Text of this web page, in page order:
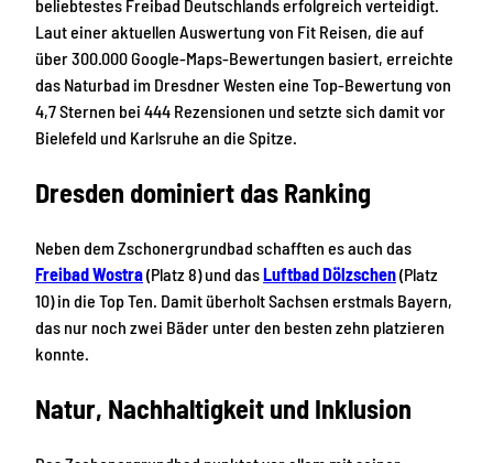
beliebtestes Freibad Deutschlands erfolgreich verteidigt.
Laut einer aktuellen Auswertung von Fit Reisen, die auf
über 300.000 Google-Maps-Bewertungen basiert, erreichte
das Naturbad im Dresdner Westen eine Top-Bewertung von
4,7 Sternen bei 444 Rezensionen und setzte sich damit vor
Bielefeld und Karlsruhe an die Spitze.
Dresden dominiert das Ranking
Neben dem Zschonergrundbad schafften es auch das
Freibad Wostra(Platz 8) und dasLuftbad Dölzschen(Platz
10) in die Top Ten. Damit überholt Sachsen erstmals Bayern,
das nur noch zwei Bäder unter den besten zehn platzieren
konnte.
Natur, Nachhaltigkeit und Inklusion